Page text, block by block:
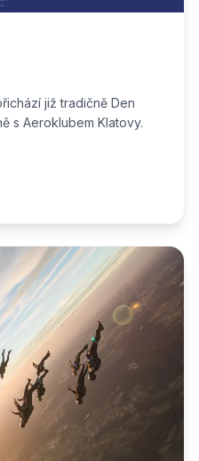
již tradičně Den
s Aeroklubem Klatovy.